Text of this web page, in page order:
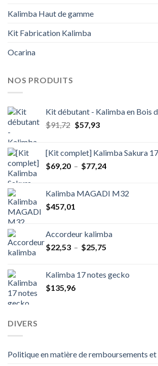
Kalimba Haut de gamme
Kit Fabrication Kalimba
Ocarina
NOS PRODUITS
Kit débutant - Kalimba en Bois
$91,72 Le
était :
$91,72.
$57,93Le
est :
$57,93.
[Kit complet] Kalimba Sakura
$69,20 – $77,24Plage
$69,20
Kalimba MAGADI M32
$457,01
Accordeur kalimba
$22,53 – $25,75
$22,53
Kalimba 17 notes gecko
$135,96
DIVERS
Politique en matière de remboursements